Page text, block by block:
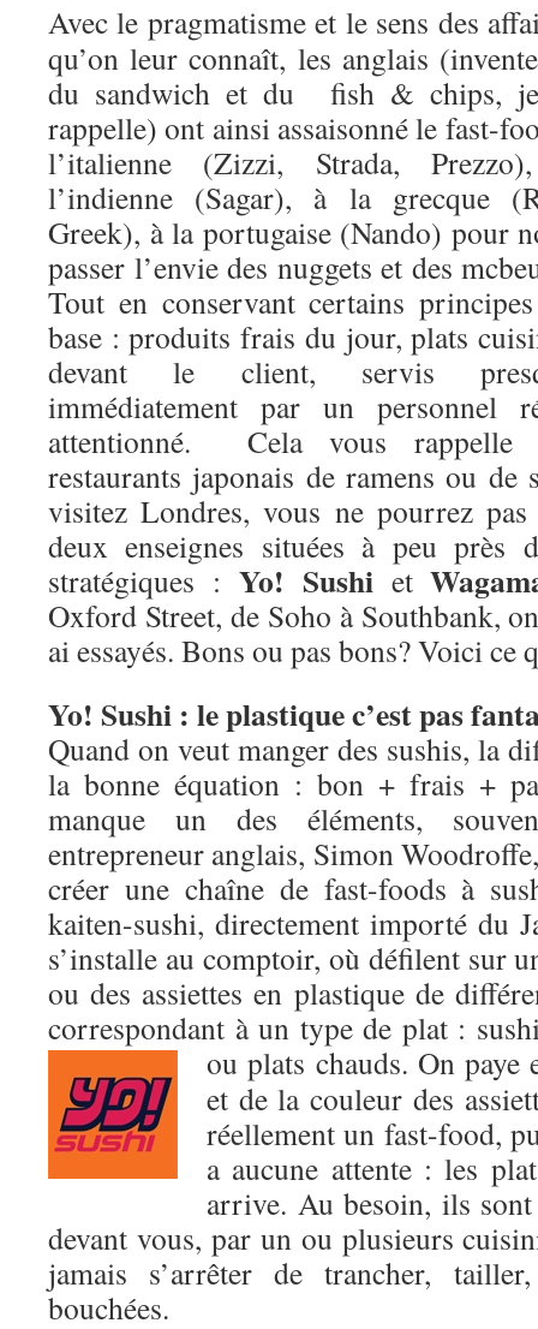
Avec le pragmatisme et le sens des
qu’on leur connaît, les anglais
du sandwich et du fish & chips,
rappelle) ont ainsi assaisonné le fast-
l’italienne (Zizzi, Strada,
l’indienne (Sagar), à la grecque
Greek), à la portugaise (Nando) pour
passer l’envie des nuggets et des
Tout en conservant certains
base : produits frais du jour, plats
devant le client, servis
immédiatement par un personnel
attentionné. Cela vous rappelle
restaurants japonais de ramens ou de
visitez Londres, vous ne pourrez
deux enseignes situées à peu près
stratégiques : Yo! Sushiet
Oxford Street, de Soho à Southbank,
ai essayés. Bons ou pas bons? Voici ce
Yo! Sushi : le plastique c’est pas
Quand on veut manger des sushis, la
la bonne équation : bon + frais +
manque un des éléments,
entrepreneur anglais, Simon
créer une chaîne de fast-foods à
kaiten-sushi, directement importé du
s’installe au comptoir, où défilent sur
ou des assiettes en plastique de
correspondant à un type de plat :
ou plats chauds. On
et de la couleur des
réellement un fast-food,
a aucune attente : les
arrive. Au besoin, ils
devant vous, par un ou plusieurs
jamais s’arrêter de trancher,
bouchées.